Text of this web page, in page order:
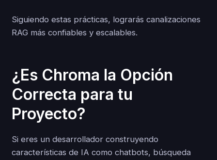
Siguiendo estas prácticas, lograrás canalizaciones
RAG más confiables y escalables.
¿Es Chroma la Opción
Correcta para tu
Proyecto?
Si eres un desarrollador construyendo
características de IA como chatbots, búsqueda